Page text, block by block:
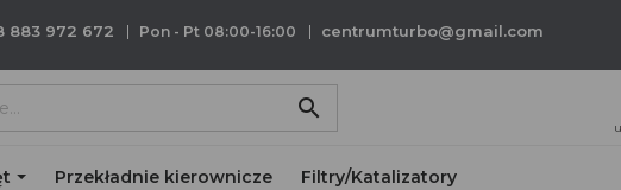
883 972 672 Pon - Pt 08:00-16:00 centrumturbo@gmail.com
search
Przekładnie kierownicze Filtry/Katalizatory